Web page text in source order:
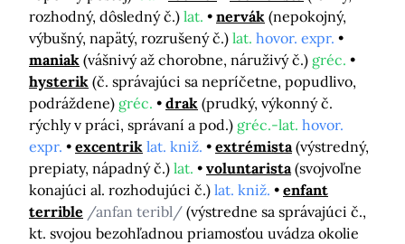
rozhodný, dôsledný č.) lat. nervák (nepokojný,
výbušný, napätý, rozrušený č.) lat. hovor. expr.
maniak (vášnivý až chorobne, náruživý č.) gréc.
hysterik (č. správajúci sa nepríčetne, popudlivo,
podráždene) gréc. drak (prudký, výkonný č.
rýchly v práci, správaní a pod.) gréc.-lat. hovor.
expr.
excentrik lat. kniž. extrémista (výstredný,
prepiaty, nápadný č.) lat. voluntarista (svojvoľne
konajúci al. rozhodujúci č.) lat. kniž.
enfant
terrible /anfan teribl/ (výstredne sa správajúci č.,
kt. svojou bezohľadnou priamosťou uvádza okolie